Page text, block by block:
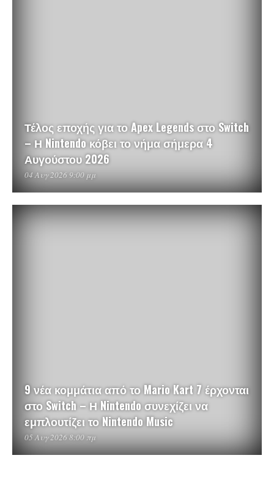
Τέλος εποχής για το Apex Legends στο Switch
– Η Nintendo κόβει το νήμα σήμερα 4
Αυγούστου 2026
04 Αυγ 2026 9:00 μμ
9 νέα κομμάτια από το Mario Kart 7 έρχονται
στο Switch – Η Nintendo συνεχίζει να
εμπλουτίζει το Nintendo Music
05 Αυγ 2026 8:00 πμ